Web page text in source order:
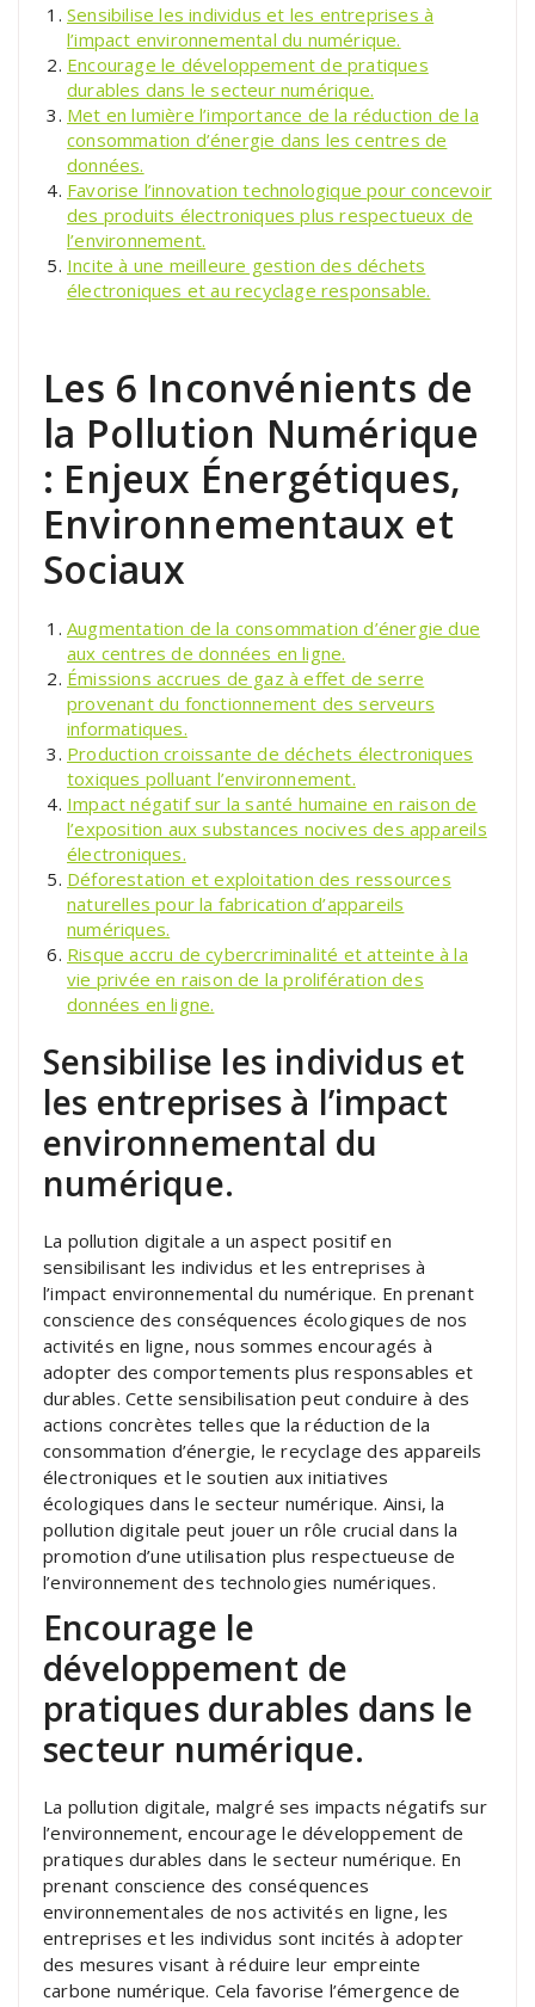
Sensibilise les individus et les entreprises à
l’impact environnemental du numérique.
Encourage le développement de pratiques
durables dans le secteur numérique.
Met en lumière l’importance de la réduction de la
consommation d’énergie dans les centres de
données.
Favorise l’innovation technologique pour concevoir
des produits électroniques plus respectueux de
l’environnement.
Incite à une meilleure gestion des déchets
électroniques et au recyclage responsable.
Les 6 Inconvénients de
la Pollution Numérique
: Enjeux Énergétiques,
Environnementaux et
Sociaux
Augmentation de la consommation d’énergie due
aux centres de données en ligne.
Émissions accrues de gaz à effet de serre
provenant du fonctionnement des serveurs
informatiques.
Production croissante de déchets électroniques
toxiques polluant l’environnement.
Impact négatif sur la santé humaine en raison de
l’exposition aux substances nocives des appareils
électroniques.
Déforestation et exploitation des ressources
naturelles pour la fabrication d’appareils
numériques.
Risque accru de cybercriminalité et atteinte à la
vie privée en raison de la prolifération des
données en ligne.
Sensibilise les individus et
les entreprises à l’impact
environnemental du
numérique.
La pollution digitale a un aspect positif en
sensibilisant les individus et les entreprises à
l’impact environnemental du numérique. En prenant
conscience des conséquences écologiques de nos
activités en ligne, nous sommes encouragés à
adopter des comportements plus responsables et
durables. Cette sensibilisation peut conduire à des
actions concrètes telles que la réduction de la
consommation d’énergie, le recyclage des appareils
électroniques et le soutien aux initiatives
écologiques dans le secteur numérique. Ainsi, la
pollution digitale peut jouer un rôle crucial dans la
promotion d’une utilisation plus respectueuse de
l’environnement des technologies numériques.
Encourage le
développement de
pratiques durables dans le
secteur numérique.
La pollution digitale, malgré ses impacts négatifs sur
l’environnement, encourage le développement de
pratiques durables dans le secteur numérique. En
prenant conscience des conséquences
environnementales de nos activités en ligne, les
entreprises et les individus sont incités à adopter
des mesures visant à réduire leur empreinte
carbone numérique. Cela favorise l’émergence de